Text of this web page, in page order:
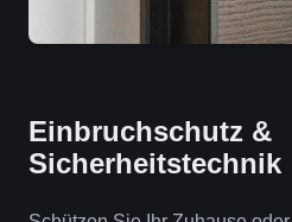
Einbruchschutz &
Sicherheitstechnik